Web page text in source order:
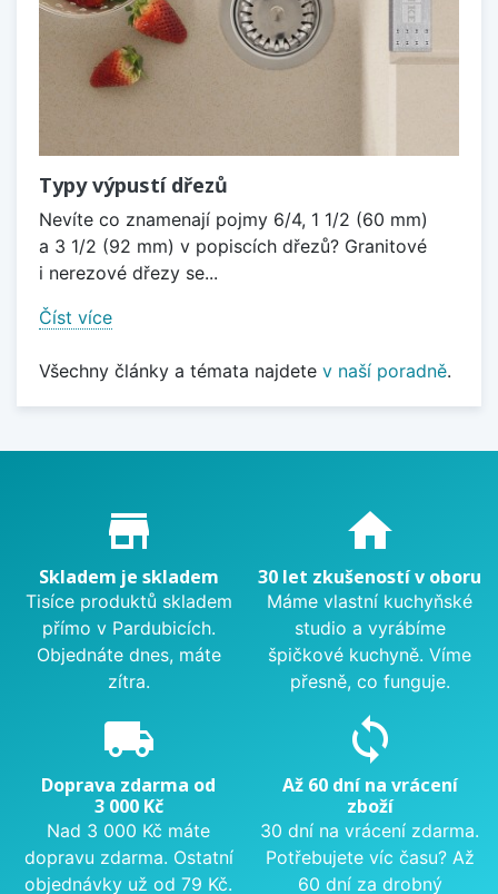
Typy výpustí dřezů
Nevíte co znamenají pojmy 6/4, 1 1/2 (60 mm)
a 3 1/2 (92 mm) v popiscích dřezů? Granitové
i nerezové dřezy se...
Číst více
Všechny články a témata najdete v naší poradně.
Proč nakupovat u nás?
store_mall_directory
Skladem je skladem
Tisíce produktů skladem
přímo v Pardubicích.
Objednáte dnes, máte
zítra.
home
30 let zkušeností v oboru
Máme vlastní kuchyňské
studio a vyrábíme
špičkové kuchyně. Víme
přesně, co funguje.
local_shipping
Doprava zdarma od
3 000 Kč
Nad 3 000 Kč máte
dopravu zdarma. Ostatní
objednávky už od 79 Kč.
sync
Až 60 dní na vrácení
zboží
30 dní na vrácení zdarma.
Potřebujete víc času? Až
60 dní za drobný